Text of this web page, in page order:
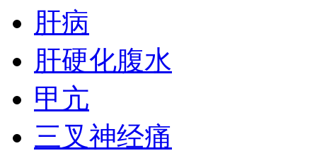
肝病
肝硬化腹水
甲亢
三叉神经痛